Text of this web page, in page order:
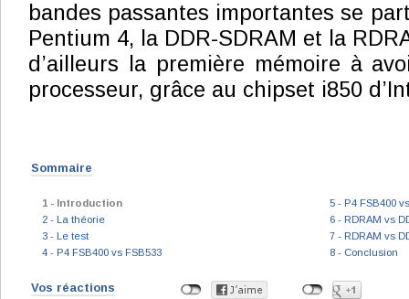
bandes passantes importantes se
Pentium 4, la DDR-SDRAM et la
d’ailleurs la première mémoire à
processeur, grâce au chipset i850
Sommaire
1 - Introduction
2 - La théorie
3 - Le test
4 - P4 FSB400 vs FSB533
5 - P4 FSB400
6 - RDRAM vs
7 - RDRAM vs
8 - Conclusion
Vos réactions